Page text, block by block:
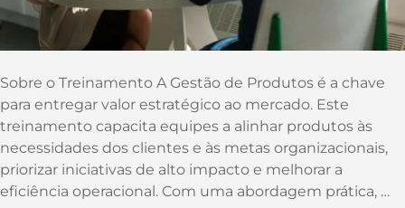
Sobre o Treinamento A Gestão de Produtos é a chave
para entregar valor estratégico ao mercado. Este
treinamento capacita equipes a alinhar produtos às
necessidades dos clientes e às metas organizacionais,
priorizar iniciativas de alto impacto e melhorar a
eficiência operacional. Com uma abordagem prática, …